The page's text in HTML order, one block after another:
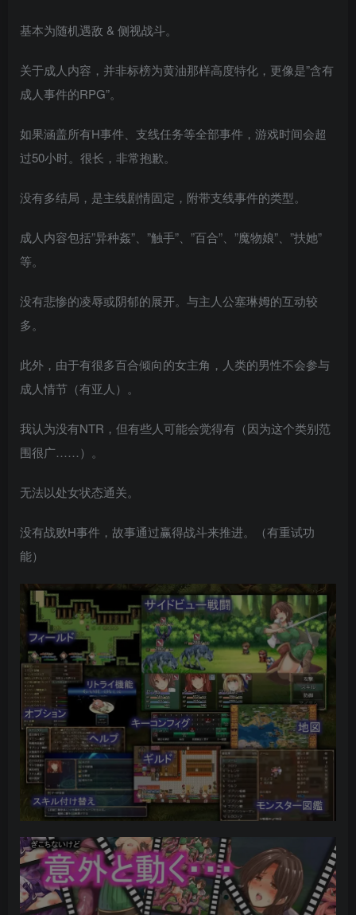
基本为随机遇敌 & 侧视战斗。
关于成人内容，并非标榜为黄油那样高度特化，更像是”含有
成人事件的RPG”。
如果涵盖所有H事件、支线任务等全部事件，游戏时间会超
过50小时。很长，非常抱歉。
没有多结局，是主线剧情固定，附带支线事件的类型。
成人内容包括”异种姦”、”触手”、”百合”、”魔物娘”、”扶她”
等。
没有悲惨的凌辱或阴郁的展开。与主人公塞琳姆的互动较
多。
此外，由于有很多百合倾向的女主角，人类的男性不会参与
成人情节（有亚人）。
我认为没有NTR，但有些人可能会觉得有（因为这个类别范
围很广……）。
无法以处女状态通关。
没有战败H事件，故事通过赢得战斗来推进。（有重试功
能）